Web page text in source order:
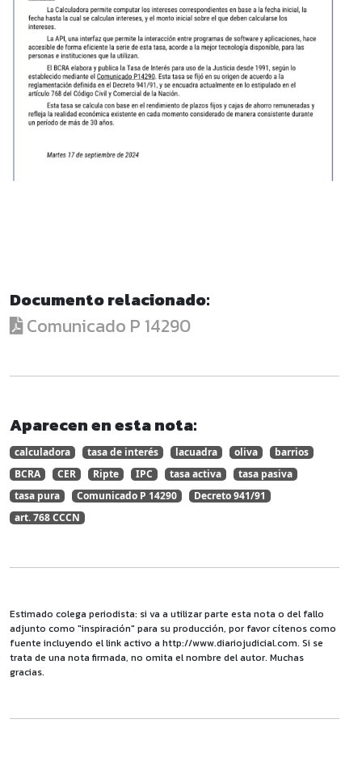
Documento relacionado:
Comunicado P 14290
Aparecen en esta nota:
calculadora tasa de interés lacuadra oliva
barrios
BCRA
CER Ripte IPC tasa activa
tasa pasiva
tasa pura
Comunicado P 14290
Decreto 941/91
art. 768 CCCN
Estimado colega periodista: si va a utilizar parte esta nota o del fallo
adjunto como "inspiración" para su producción, por favor cítenos como
fuente incluyendo el link activo a http://www.diariojudicial.com. Si se
trata de una nota firmada, no omita el nombre del autor. Muchas
gracias.